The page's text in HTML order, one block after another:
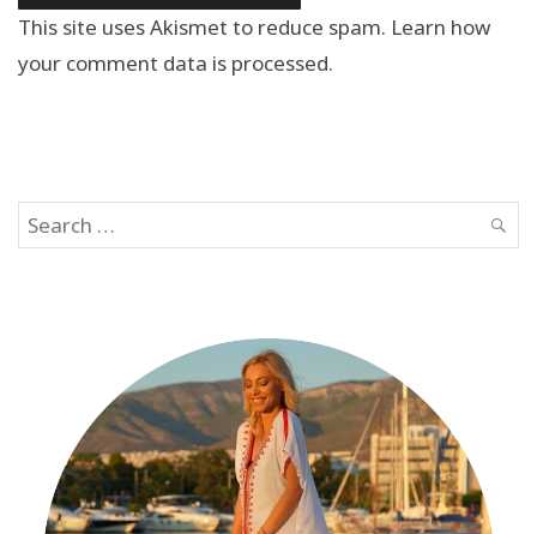
This site uses Akismet to reduce spam. Learn how
your comment data is processed.
Search
for: